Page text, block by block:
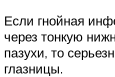
Если гнойная
через тонкую
пазухи, то
глазницы.